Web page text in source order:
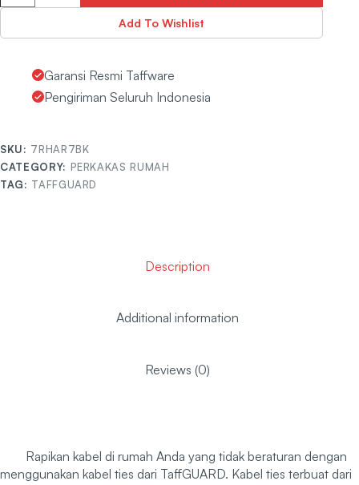
Add To Wishlist
Garansi Resmi Taffware
Pengiriman Seluruh Indonesia
SKU: 7RHAR7BK
CATEGORY: PERKAKAS RUMAH
TAG: TAFFGUARD
Description
Additional information
Reviews (0)
Rapikan kabel di rumah Anda yang tidak beraturan dengan
menggunakan kabel ties dari TaffGUARD. Kabel ties terbuat dari